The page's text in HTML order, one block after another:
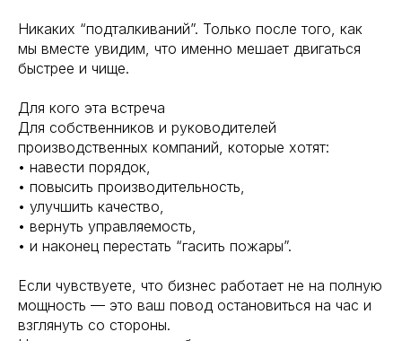
Никаких “подталкиваний”. Только после того, как
мы вместе увидим, что именно мешает двигаться
быстрее и чище.
Для кого эта встреча
Для собственников и руководителей
производственных компаний, которые хотят:
• навести порядок,
• повысить производительность,
• улучшить качество,
• вернуть управляемость,
• и наконец перестать “гасить пожары”.
Если чувствуете, что бизнес работает не на полную
мощность — это ваш повод остановиться на час и
взглянуть со стороны.